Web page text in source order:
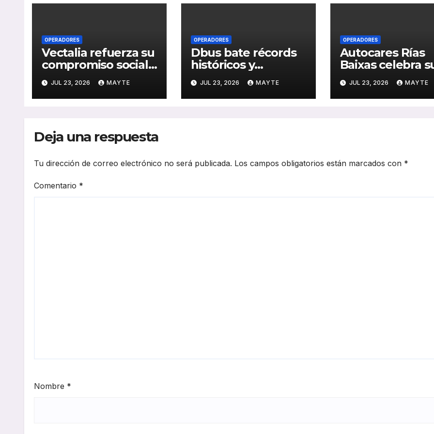
OPERADORES
Vectalia refuerza su
compromiso social
y medioambiental
con la publicación
de su Memoria de
JUL 23, 2026 MAYTE
OPERADORES
Dbus bate récords
históricos y
consolida el auge
del transporte
público en San
JUL 23, 2026 MAYTE
OPERADORES
Autocares Rías
Baixas celebra
centenario: un
de historia,
esfuerzo
JUL 23, 2026 MAYTE
Deja una respuesta
Tu dirección de correo electrónico no será publicada. Los campos obligatorios están marcados con *
Comentario *
Nombre *